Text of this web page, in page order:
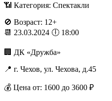
📶 Категория: Спектакли
🚫 Возраст: 12+
📆 23.03.2024 🕕 18:00
🏢 ДК «Дружба»
📍 г. Чехов, ул. Чехова, д.45
💰 Цена от: 1600 до 3600 ₽